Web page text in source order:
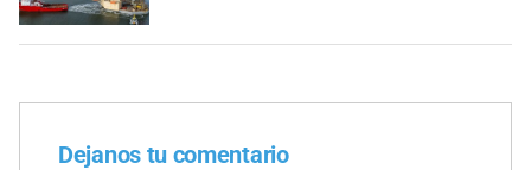
Dejanos tu comentario